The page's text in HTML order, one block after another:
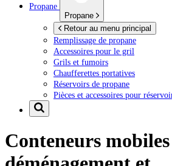
Propane
Propane
Retour au menu principal
Remplissage de propane
Accessoires pour le gril
Grils et fumoirs
Chaufferettes portatives
Réservoirs de propane
Pièces et accessoires pour
Conteneurs